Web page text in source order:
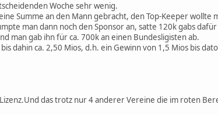
Woche sehr wenig.
Summe an den Mann gebracht, den Top-Keeper wollte
man dann noch den Sponsor an, satte 120k gabs
man gab ihn für ca. 700k an einen Bundesligisten ab.
dahin ca. 2,50 Mios, d.h. ein Gewinn von 1,5 Mios bis
das trotz nur 4 anderer Vereine die im roten